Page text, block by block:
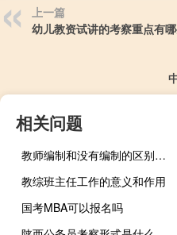
上一篇
幼儿教资试讲的考察重点有
相关问题
教师编制和没有编制的区别是什么
教综班主任工作的意义和作用
国考MBA可以报名吗